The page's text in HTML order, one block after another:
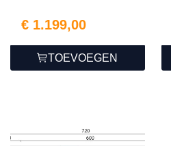
€ 1.199,00
TOEVOEGEN